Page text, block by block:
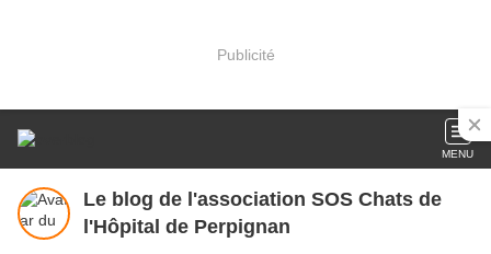
Publicité
MENU
Le blog de l'association SOS Chats de
l'Hôpital de Perpignan